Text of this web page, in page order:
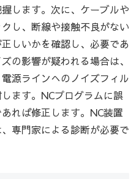
します。次に、ケーブルや
し、断線や接触不良がない
しいかを確認し、必要であ
の影響が疑われる場合は、
源ラインへのノイズフィル
ます。NCプログラムに誤
れば修正します。NC装置
専門家による診断が必要で